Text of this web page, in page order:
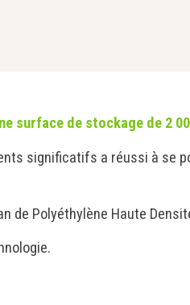
surface de stockage de 2
significatifs a réussi à se
de Polyéthylène Haute